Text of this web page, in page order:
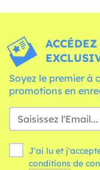
Soyez le premier à
promotions en
J'ai lu et
conditions de